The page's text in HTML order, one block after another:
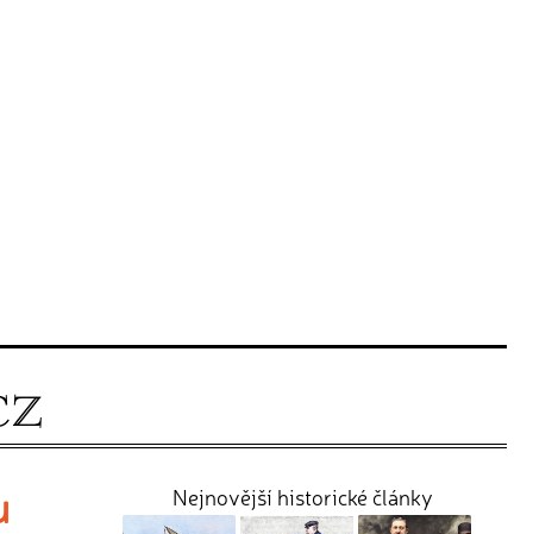
Nejnovější historické články